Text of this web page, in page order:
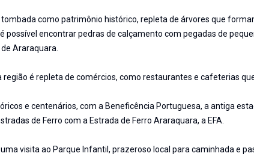
tombada como patrimônio histórico, repleta de árvores que
possível encontrar pedras de calçamento com pegadas de
Araraquara.
região é repleta de comércios, como restaurantes e cafeterias
e centenários, com a Beneficência Portuguesa, a antiga
de Ferro com a Estrada de Ferro Araraquara, a EFA.
visita ao Parque Infantil, prazeroso local para caminhada e